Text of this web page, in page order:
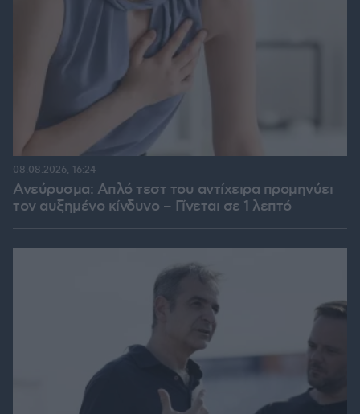
Ανεύρυσμα: Απλό τεστ του αντίχειρα προμηνύει
τον αυξημένο κίνδυνο – Γίνεται σε 1 λεπτό
08.08.2026, 16:24